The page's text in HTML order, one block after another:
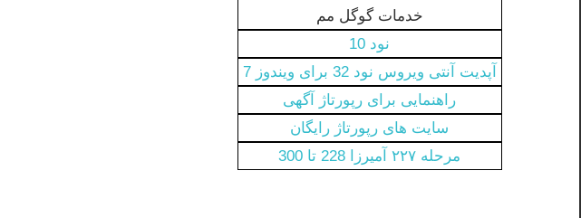
خدمات گوگل مم
نود 10
آپدیت آنتی ویروس نود 32 برای ویندوز 7
راهنمایی برای رپورتاژ آگهی
سایت های رپورتاژ رایگان
مرحله ۲۲۷ آمیرزا 228 تا 300